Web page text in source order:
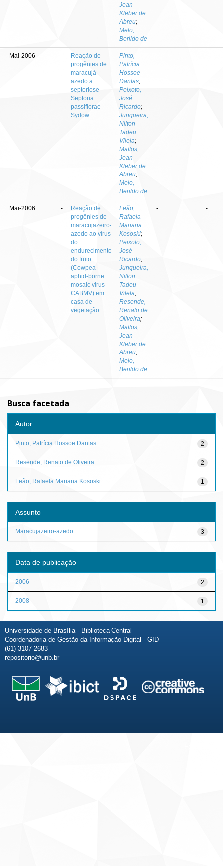
Jean
Kleber de
Abreu;
Melo,
Berildo de
Mai-2006 -
Reação de
progênies de
maracujá-
azedo a
septoriose
Septoria
passiflorae
Sydow
Pinto,
Patrícia
Hossoe
Dantas;
Peixoto,
José
Ricardo;
Junqueira,
Nilton
Tadeu
Vilela;
Mattos,
Jean
Kleber de
Abreu;
Melo,
Berildo de
- -
Mai-2006 -
Reação de
progênies de
maracujazeiro-
azedo ao vírus
do
endurecimento
do fruto
(Cowpea
aphid-borne
mosaic virus -
CABMV) em
casa de
vegetação
Leão,
Rafaela
Mariana
Kososki;
Peixoto,
José
Ricardo;
Junqueira,
Nilton
Tadeu
Vilela;
Resende,
Renato de
Oliveira;
Mattos,
Jean
Kleber de
Abreu;
Melo,
Berildo de
- -
Busca facetada
Autor
2
Pinto, Patrícia Hossoe Dantas
2
Resende, Renato de Oliveira
1
Leão, Rafaela Mariana Kososki
Assunto
3
Maracujazeiro-azedo
Data de publicação
2
2006
1
2008
Universidade de Brasília - Biblioteca Central
Coordenadoria de Gestão da Informação Digital - GID
(61) 3107-2683
repositorio@unb.br